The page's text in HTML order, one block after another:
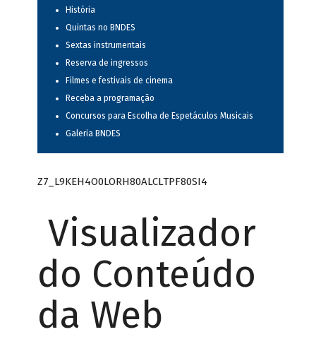
História
Quintas no BNDES
Sextas instrumentais
Reserva de ingressos
Filmes e festivais de cinema
Receba a programação
Concursos para Escolha de Espetáculos Musicais
Galeria BNDES
Z7_L9KEH4O0LORH80ALCLTPF80SI4
Visualizador
do Conteúdo
da Web